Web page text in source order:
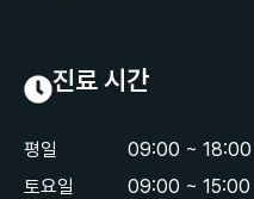
진료 시간
평일
토요일
09:00 ~ 18:00
09:00 ~ 15:00